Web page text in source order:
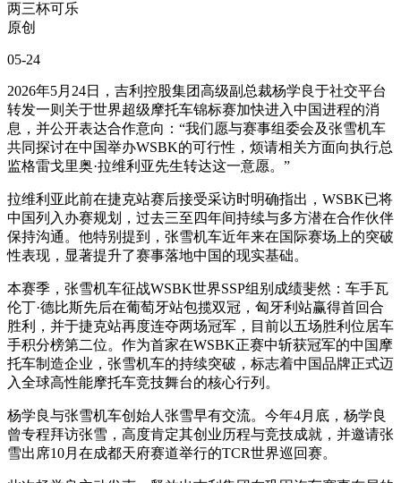
两三杯可乐
原创
05-24
2026年5月24日，吉利控股集团高级副总裁杨学良于社交平台
转发一则关于世界超级摩托车锦标赛加快进入中国进程的消
息，并公开表达合作意向：“我们愿与赛事组委会及张雪机车
共同探讨在中国举办WSBK的可行性，烦请相关方面向执行总
监格雷戈里奥·拉维利亚先生转达这一意愿。”
拉维利亚此前在捷克站赛后接受采访时明确指出，WSBK已将
中国列入办赛规划，过去三至四年间持续与多方潜在合作伙伴
保持沟通。他特别提到，张雪机车近年来在国际赛场上的突破
性表现，显著提升了赛事落地中国的现实基础。
本赛季，张雪机车征战WSBK世界SSP组别成绩斐然：车手瓦
伦丁·德比斯先后在葡萄牙站包揽双冠，匈牙利站赢得首回合
胜利，并于捷克站再度连夺两场冠军，目前以五场胜利位居车
手积分榜第二位。作为首家在WSBK正赛中斩获冠军的中国摩
托车制造企业，张雪机车的持续突破，标志着中国品牌正式迈
入全球高性能摩托车竞技舞台的核心行列。
杨学良与张雪机车创始人张雪早有交流。今年4月底，杨学良
曾专程拜访张雪，高度肯定其创业历程与竞技成就，并邀请张
雪出席10月在成都天府赛道举行的TCR世界巡回赛。